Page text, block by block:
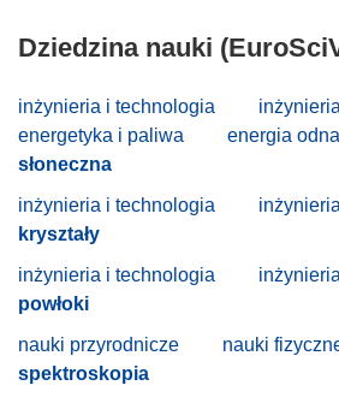
Dziedzina nauki
inżynieria i technologia
energetyka i paliwa
energia
słoneczna
inżynieria i technologia
kryształy
inżynieria i technologia
powłoki
nauki przyrodnicze
nauki
spektroskopia